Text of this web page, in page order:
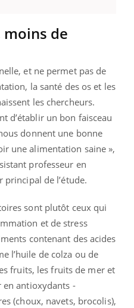
moins de
et ne permet pas de
la santé des os et les
les chercheurs.
d’établir un bon faisceau
donnent une bonne
une alimentation saine »,
professeur en
de l’étude.
sont plutôt ceux qui
et de stress
contenant des acides
l’huile de colza ou de
fruits, les fruits de mer et
en antioxydants -
(choux, navets, brocolis),